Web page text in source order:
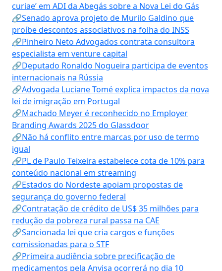
curiae’ em ADI da Abegás sobre a Nova Lei do Gás
🔗Senado aprova projeto de Murilo Galdino que
proíbe descontos associativos na folha do INSS
🔗Pinheiro Neto Advogados contrata consultora
especialista em venture capital
🔗Deputado Ronaldo Nogueira participa de eventos
internacionais na Rússia
🔗Advogada Luciane Tomé explica impactos da nova
lei de imigração em Portugal
🔗Machado Meyer é reconhecido no Employer
Branding Awards 2025 do Glassdoor
🔗Não há conflito entre marcas por uso de termo
igual
🔗PL de Paulo Teixeira estabelece cota de 10% para
conteúdo nacional em streaming
🔗Estados do Nordeste apoiam propostas de
segurança do governo federal
🔗Contratação de crédito de US$ 35 milhões para
redução da pobreza rural passa na CAE
🔗Sancionada lei que cria cargos e funções
comissionadas para o STF
🔗Primeira audiência sobre precificação de
medicamentos pela Anvisa ocorrerá no dia 10